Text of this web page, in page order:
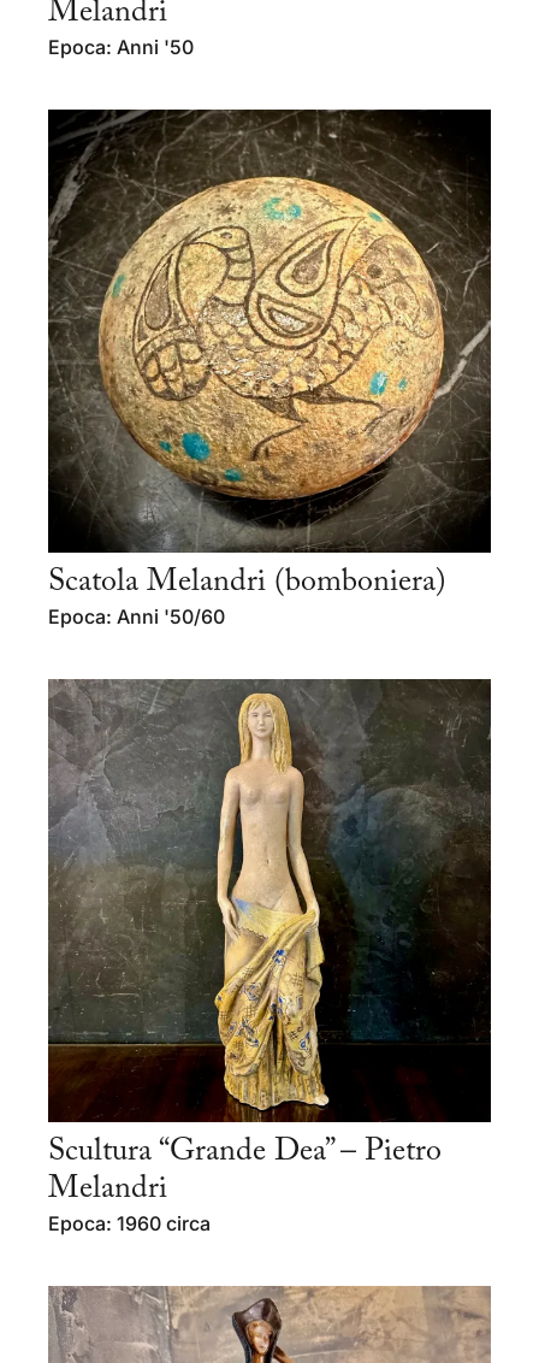
Melandri
Epoca: Anni '50
Scatola Melandri (bomboniera)
Epoca: Anni '50/60
Scultura “Grande Dea” – Pietro
Melandri
Epoca: 1960 circa